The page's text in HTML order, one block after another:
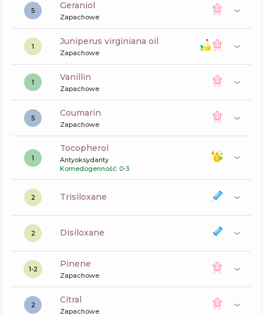
5 geraniol
Zapachowe
1 juniperus virginiana oil
Zapachowe
1 vanillin
Zapachowe
5 coumarin
Zapachowe
1
tocopherol
Antyoksydanty
Komedogenność: 0-3
2 trisiloxane
2 disiloxane
1-2 pinene
Zapachowe
2 citral
Zapachowe